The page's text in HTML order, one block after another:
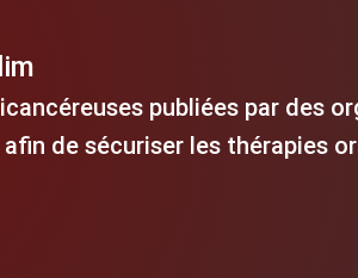
publiées par des
de sécuriser les thérapies